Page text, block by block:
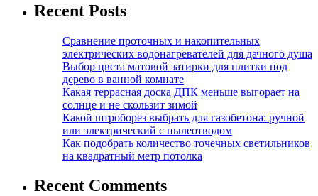
Recent Posts
Сравнение проточных и накопительных
электрических водонагревателей для дачного душа
Выбор цвета матовой затирки для плитки под
дерево в ванной комнате
Какая террасная доска ДПК меньше выгорает на
солнце и не скользит зимой
Какой штроборез выбрать для газобетона: ручной
или электрический с пылеотводом
Как подобрать количество точечных светильников
на квадратный метр потолка
Recent Comments